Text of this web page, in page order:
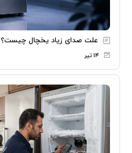
علت صدای زیاد یخچال چیست؟
۱۴ تیر